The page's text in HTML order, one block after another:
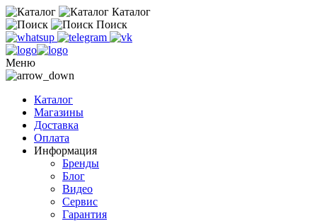
Каталог
Поиск
Меню
Каталог
Магазины
Доставка
Оплата
Информация
Бренды
Блог
Видео
Сервис
Гарантия